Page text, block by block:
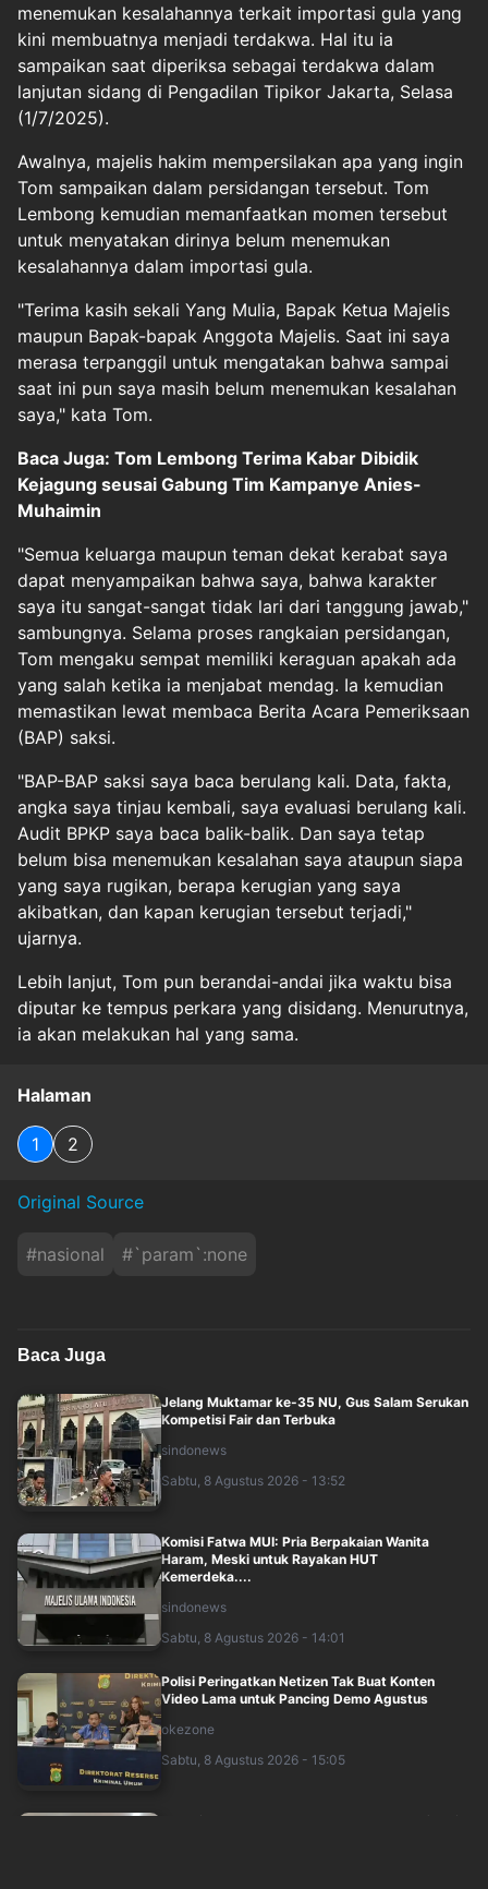
menemukan kesalahannya terkait importasi gula yang
kini membuatnya menjadi terdakwa. Hal itu ia
sampaikan saat diperiksa sebagai terdakwa dalam
lanjutan sidang di Pengadilan Tipikor Jakarta, Selasa
(1/7/2025).
Awalnya, majelis hakim mempersilakan apa yang ingin
Tom sampaikan dalam persidangan tersebut. Tom
Lembong kemudian memanfaatkan momen tersebut
untuk menyatakan dirinya belum menemukan
kesalahannya dalam importasi gula.
"Terima kasih sekali Yang Mulia, Bapak Ketua Majelis
maupun Bapak-bapak Anggota Majelis. Saat ini saya
merasa terpanggil untuk mengatakan bahwa sampai
saat ini pun saya masih belum menemukan kesalahan
saya," kata Tom.
Baca Juga: Tom Lembong Terima Kabar Dibidik
Kejagung seusai Gabung Tim Kampanye Anies-
Muhaimin
"Semua keluarga maupun teman dekat kerabat saya
dapat menyampaikan bahwa saya, bahwa karakter
saya itu sangat-sangat tidak lari dari tanggung jawab,"
sambungnya. Selama proses rangkaian persidangan,
Tom mengaku sempat memiliki keraguan apakah ada
yang salah ketika ia menjabat mendag. Ia kemudian
memastikan lewat membaca Berita Acara Pemeriksaan
(BAP) saksi.
"BAP-BAP saksi saya baca berulang kali. Data, fakta,
angka saya tinjau kembali, saya evaluasi berulang kali.
Audit BPKP saya baca balik-balik. Dan saya tetap
belum bisa menemukan kesalahan saya ataupun siapa
yang saya rugikan, berapa kerugian yang saya
akibatkan, dan kapan kerugian tersebut terjadi,"
ujarnya.
Lebih lanjut, Tom pun berandai-andai jika waktu bisa
diputar ke tempus perkara yang disidang. Menurutnya,
ia akan melakukan hal yang sama.
Halaman
1 2
Original Source
#nasional #`param`:none
Baca Juga
Jelang Muktamar ke-35 NU, Gus Salam Serukan
Kompetisi Fair dan Terbuka
sindonews
Sabtu, 8 Agustus 2026 - 13:52
Komisi Fatwa MUI: Pria Berpakaian Wanita
Haram, Meski untuk Rayakan HUT
Kemerdeka....
sindonews
Sabtu, 8 Agustus 2026 - 14:01
Polisi Peringatkan Netizen Tak Buat Konten
Video Lama untuk Pancing Demo Agustus
okezone
Sabtu, 8 Agustus 2026 - 15:05